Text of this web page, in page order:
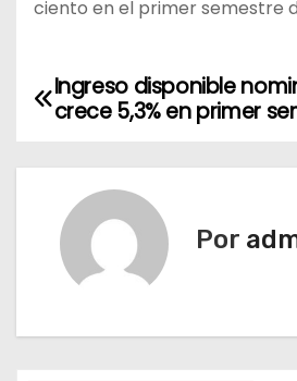
ciento en el primer semestre
N
c
Ingreso disponible
crece 5,3% en primer
Por